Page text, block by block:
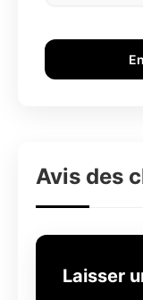
Avis des
Laisser